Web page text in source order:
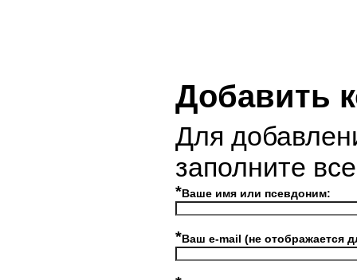
Добавить
Для
заполните
*Ваше имя или псевдоним:
*Ваш e-mail (не отображается